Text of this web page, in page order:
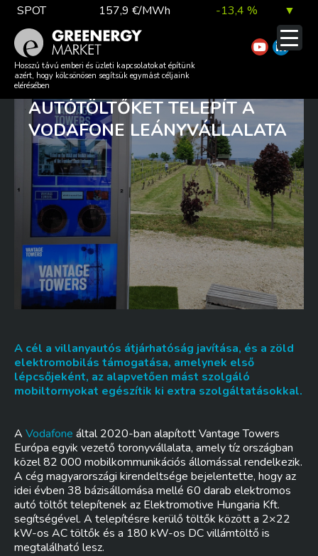
Skip
content
SPOT 157,9 €/MWh -13,4 % ▼
TTF DA 56,1 €/MWh 7,0 % ▲
EUA 81,9 €/t 1,0 %
DAX index 26 140,13 0,1 % ▲
EUR árfolyam 363,03 Ft 0,2 % ▲
Hosszú távú emberi és üzleti kapcsolatokat építünk
azért, hogy kölcsönösen segítsük egymást céljaink
elérésében
MEGÚJULÓ ENERGIÁVAL
MŰKÖDŐ ELEKTROMOS
AUTÓTÖLTŐKET TELEPÍT A
VODAFONE LEÁNYVÁLLALATA
A cél a villanyautós átjárhatóság javítása, és a zöld
elektromobilás támogatása, amelynek első
lépcsőjeként, az alapvetően mást szolgáló
mobiltornyokat egészítik ki extra szolgáltatásokkal.
A Vodafone által 2020-ban alapított Vantage Towers
Európa egyik vezető toronyvállalata, amely tíz országban
közel 82 000 mobilkommunikációs állomással rendelkezik.
A cég magyarországi kirendeltsége bejelentette, hogy az
idei évben 38 bázisállomása mellé 60 darab elektromos
autó töltőt telepítenek az Elektromotive Hungaria Kft.
segítségével. A telepítésre kerülő töltők között a 2×22
kW-os AC töltők és a 180 kW-os DC villámtöltő is
megtalálható lesz.